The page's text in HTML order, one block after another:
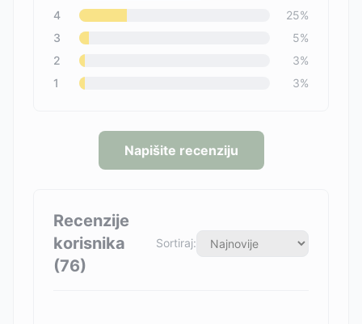
4
25%
3
5%
2
3%
1
3%
Napišite recenziju
Recenzije
korisnika
(76)
Sortiraj: